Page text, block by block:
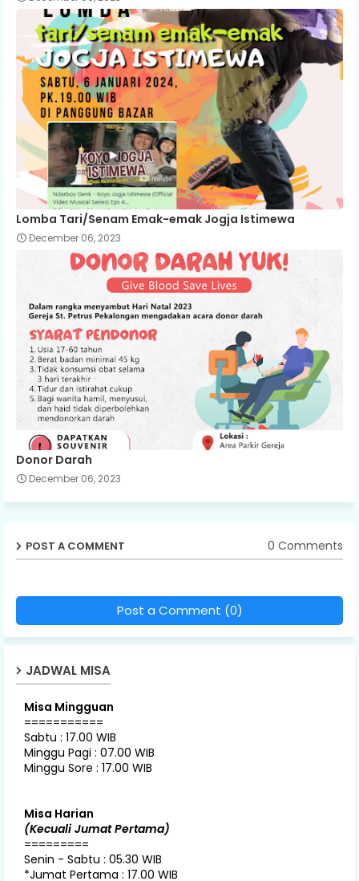
Lomba Tari/Senam Emak-emak Jogja Istimewa
December 06, 2023
Donor Darah
December 06, 2023
POST A COMMENT 0 Comments
Post a Comment (0)
JADWAL MISA
Misa Mingguan
===========
Sabtu : 17.00 WIB
Minggu Pagi : 07.00 WIB
Minggu Sore : 17.00 WIB
Misa Harian
(Kecuali Jumat Pertama)
=========
Senin - Sabtu : 05.30 WIB
*Jumat Pertama : 17.00 WIB